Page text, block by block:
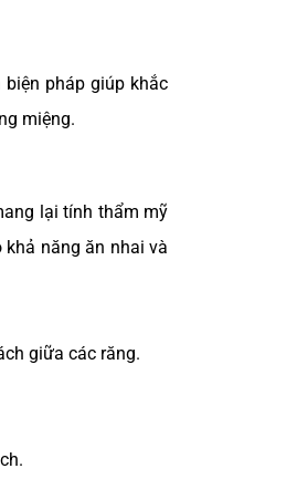
pháp giúp khắc
miệng.
lại tính thẩm mỹ
năng ăn nhai và
giữa các răng.